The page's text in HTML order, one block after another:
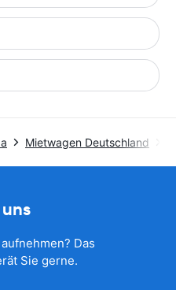
Mietwagen Deutschland
Das
Sie gerne.